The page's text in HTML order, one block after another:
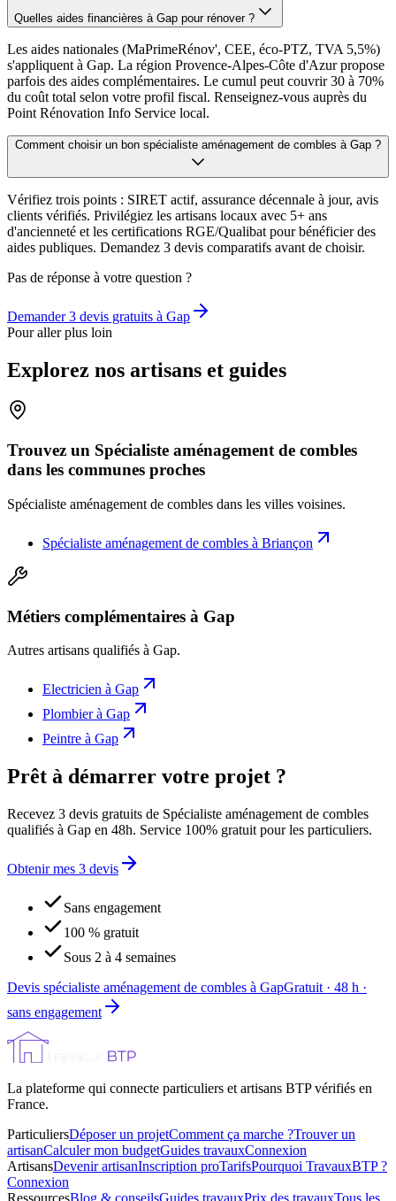
Quelles aides financières à Gap pour rénover ?
Les aides nationales (MaPrimeRénov', CEE, éco-PTZ, TVA 5,5%)
s'appliquent à Gap. La région Provence-Alpes-Côte d'Azur propose
parfois des aides complémentaires. Le cumul peut couvrir 30 à 70%
du coût total selon votre profil fiscal. Renseignez-vous auprès du
Point Rénovation Info Service local.
Comment choisir un bon spécialiste aménagement de combles à Gap ?
Vérifiez trois points : SIRET actif, assurance décennale à jour, avis
clients vérifiés. Privilégiez les artisans locaux avec 5+ ans
d'ancienneté et les certifications RGE/Qualibat pour bénéficier des
aides publiques. Demandez 3 devis comparatifs avant de choisir.
Pas de réponse à votre question ?
Demander 3 devis gratuits à Gap
Pour aller plus loin
Explorez nos artisans et guides
Trouvez un Spécialiste aménagement de combles
dans les communes proches
Spécialiste aménagement de combles dans les villes voisines.
Spécialiste aménagement de combles à Briançon
Métiers complémentaires à Gap
Autres artisans qualifiés à Gap.
Electricien à Gap
Plombierà Gap
Peintre à Gap
Prêt à démarrer votre projet ?
Recevez 3 devis gratuits de Spécialiste aménagement de combles
qualifiés à Gap en 48h. Service 100% gratuit pour les particuliers.
Obtenir mes 3 devis
Sans engagement
100 % gratuit
Sous 2 à 4 semaines
Devis spécialiste aménagement de combles à GapGratuit · 48 h ·
sans engagement
La plateforme qui connecte particuliers et artisans BTP vérifiés en
France.
ParticuliersDéposer un projetComment ça marche ?Trouver un
artisanCalculer mon budgetGuides travauxConnexion
ArtisansDevenir artisanInscription proTarifsPourquoi TravauxBTP ?
Connexion
RessourcesBlog & conseilsGuides travauxPrix des travauxTous les